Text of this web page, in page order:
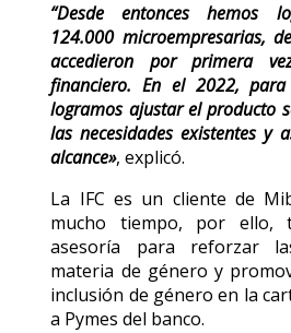
“Desde entonces hemos
124.000 microempresarias,
accedieron por primera
financiero. En el 2022, para
logramos ajustar el producto
las necesidades existentes y
alcance», explicó.
La IFC es un cliente de
mucho tiempo, por ello,
asesoría para reforzar
materia de género y
inclusión de género en la
a Pymes del banco.